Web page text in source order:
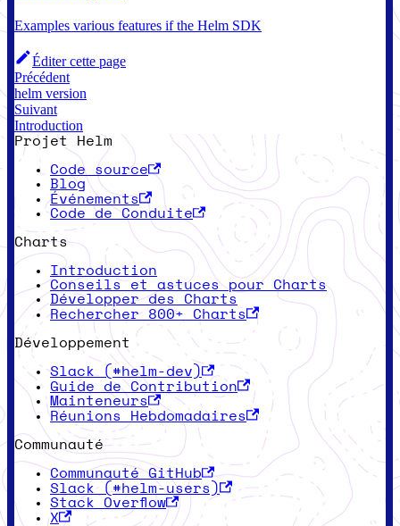
Examples various features if the Helm SDK
Éditer cette page
Précédent
helm version
Suivant
Introduction
Projet Helm
Code source
Blog
Événements
Code de Conduite
Charts
Introduction
Conseils et astuces pour Charts
Développer des Charts
Rechercher 800+ Charts
Développement
Slack (#helm-dev)
Guide de Contribution
Mainteneurs
Réunions Hebdomadaires
Communauté
Communauté GitHub
Slack (#helm-users)
Stack Overflow
X